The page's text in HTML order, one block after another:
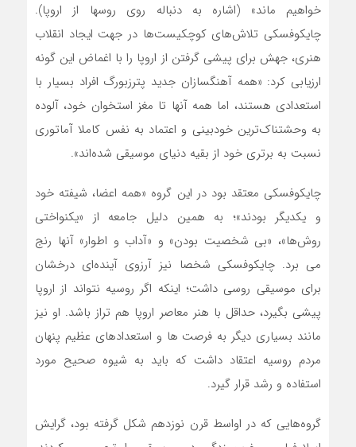
خواهیم ماند» (اشاره به دنباله روی روسها از اروپا).
چایکوفسکی تلاش‌های کوچکیست‌ها در جهت ایجاد انقلاب
هنری، جهش برای پیشی گرفتن از اروپا را با اغماض این گونه
ارزیابی کرد: «همه آهنگسازان جدید پترزبورگ افراد بسیار با
استعدادی هستند، اما همه آنها تا مغز استخوان خود، آلوده
به وحشتناک‌ترین خودبینی و اعتماد به نفس کاملا آماتوری
نسبت به برتری خود از بقیه دنیای موسیقی شده‌اند».
چایکوفسکی معتقد بود در این گروه «همه اعضا، شیفته خود
و یکدیگر بودند»؛ به همین دلیل جامعه از «یکنواختی
روش‌ها»، «بی شخصیت بودن» و «آداب و اطوار» آنها رنج
می برد. چایکوفسکی شخصا نیز آرزوی آینده‌ای درخشان
برای موسیقی روسی داشت؛ اینکه اگر روسیه نتواند از اروپا
پیشی بگیرد، حداقل با هنر معاصر اروپا هم تراز باشد. او نیز
مانند بسیاری دیگر به فرصت ها و استعدادهای عظیم پنهان
مردم روسیه اعتقاد داشت که باید به شیوه صحیح مورد
استفاده و رشد قرار گیرد.
گروه‌هایی که در اواسط قرن نوزدهم شکل گرفته بود، گرایش